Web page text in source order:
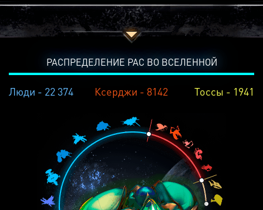
РАСПРЕДЕЛЕНИЕ РАС ВО ВСЕЛЕННОЙ
Люди - 22 374 Ксерджи - 8142 Тоссы - 1941